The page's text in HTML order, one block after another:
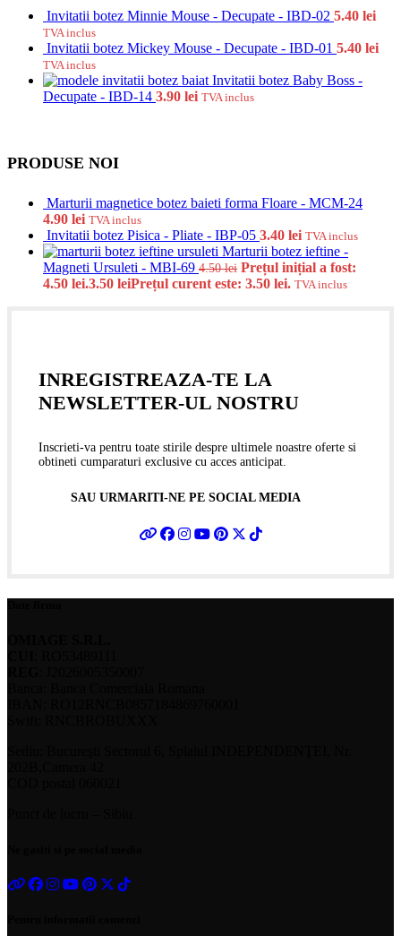
Invitatii botez Minnie Mouse - Decupate - IBD-02 5.40 lei
TVA inclus
Invitatii botez Mickey Mouse - Decupate - IBD-01 5.40 lei
TVA inclus
Invitatii botez Baby Boss -
Decupate - IBD-14 3.90 lei TVA inclus
PRODUSE NOI
Marturii magnetice botez baieti forma Floare - MCM-24
4.90 lei TVA inclus
Invitatii botez Pisica - Pliate - IBP-05 3.40 lei TVA inclus
Marturii botez ieftine -
Magneti Ursuleti - MBI-69 4.50lei Prețul inițial a fost:
4.50 lei.3.50 leiPrețul curent este: 3.50 lei. TVA inclus
INREGISTREAZA-TE LA
NEWSLETTER-UL NOSTRU
Inscrieti-va pentru toate stirile despre ultimele noastre oferte si
obtineti cumparaturi exclusive cu acces anticipat.
SAU URMARITI-NE PE SOCIAL MEDIA